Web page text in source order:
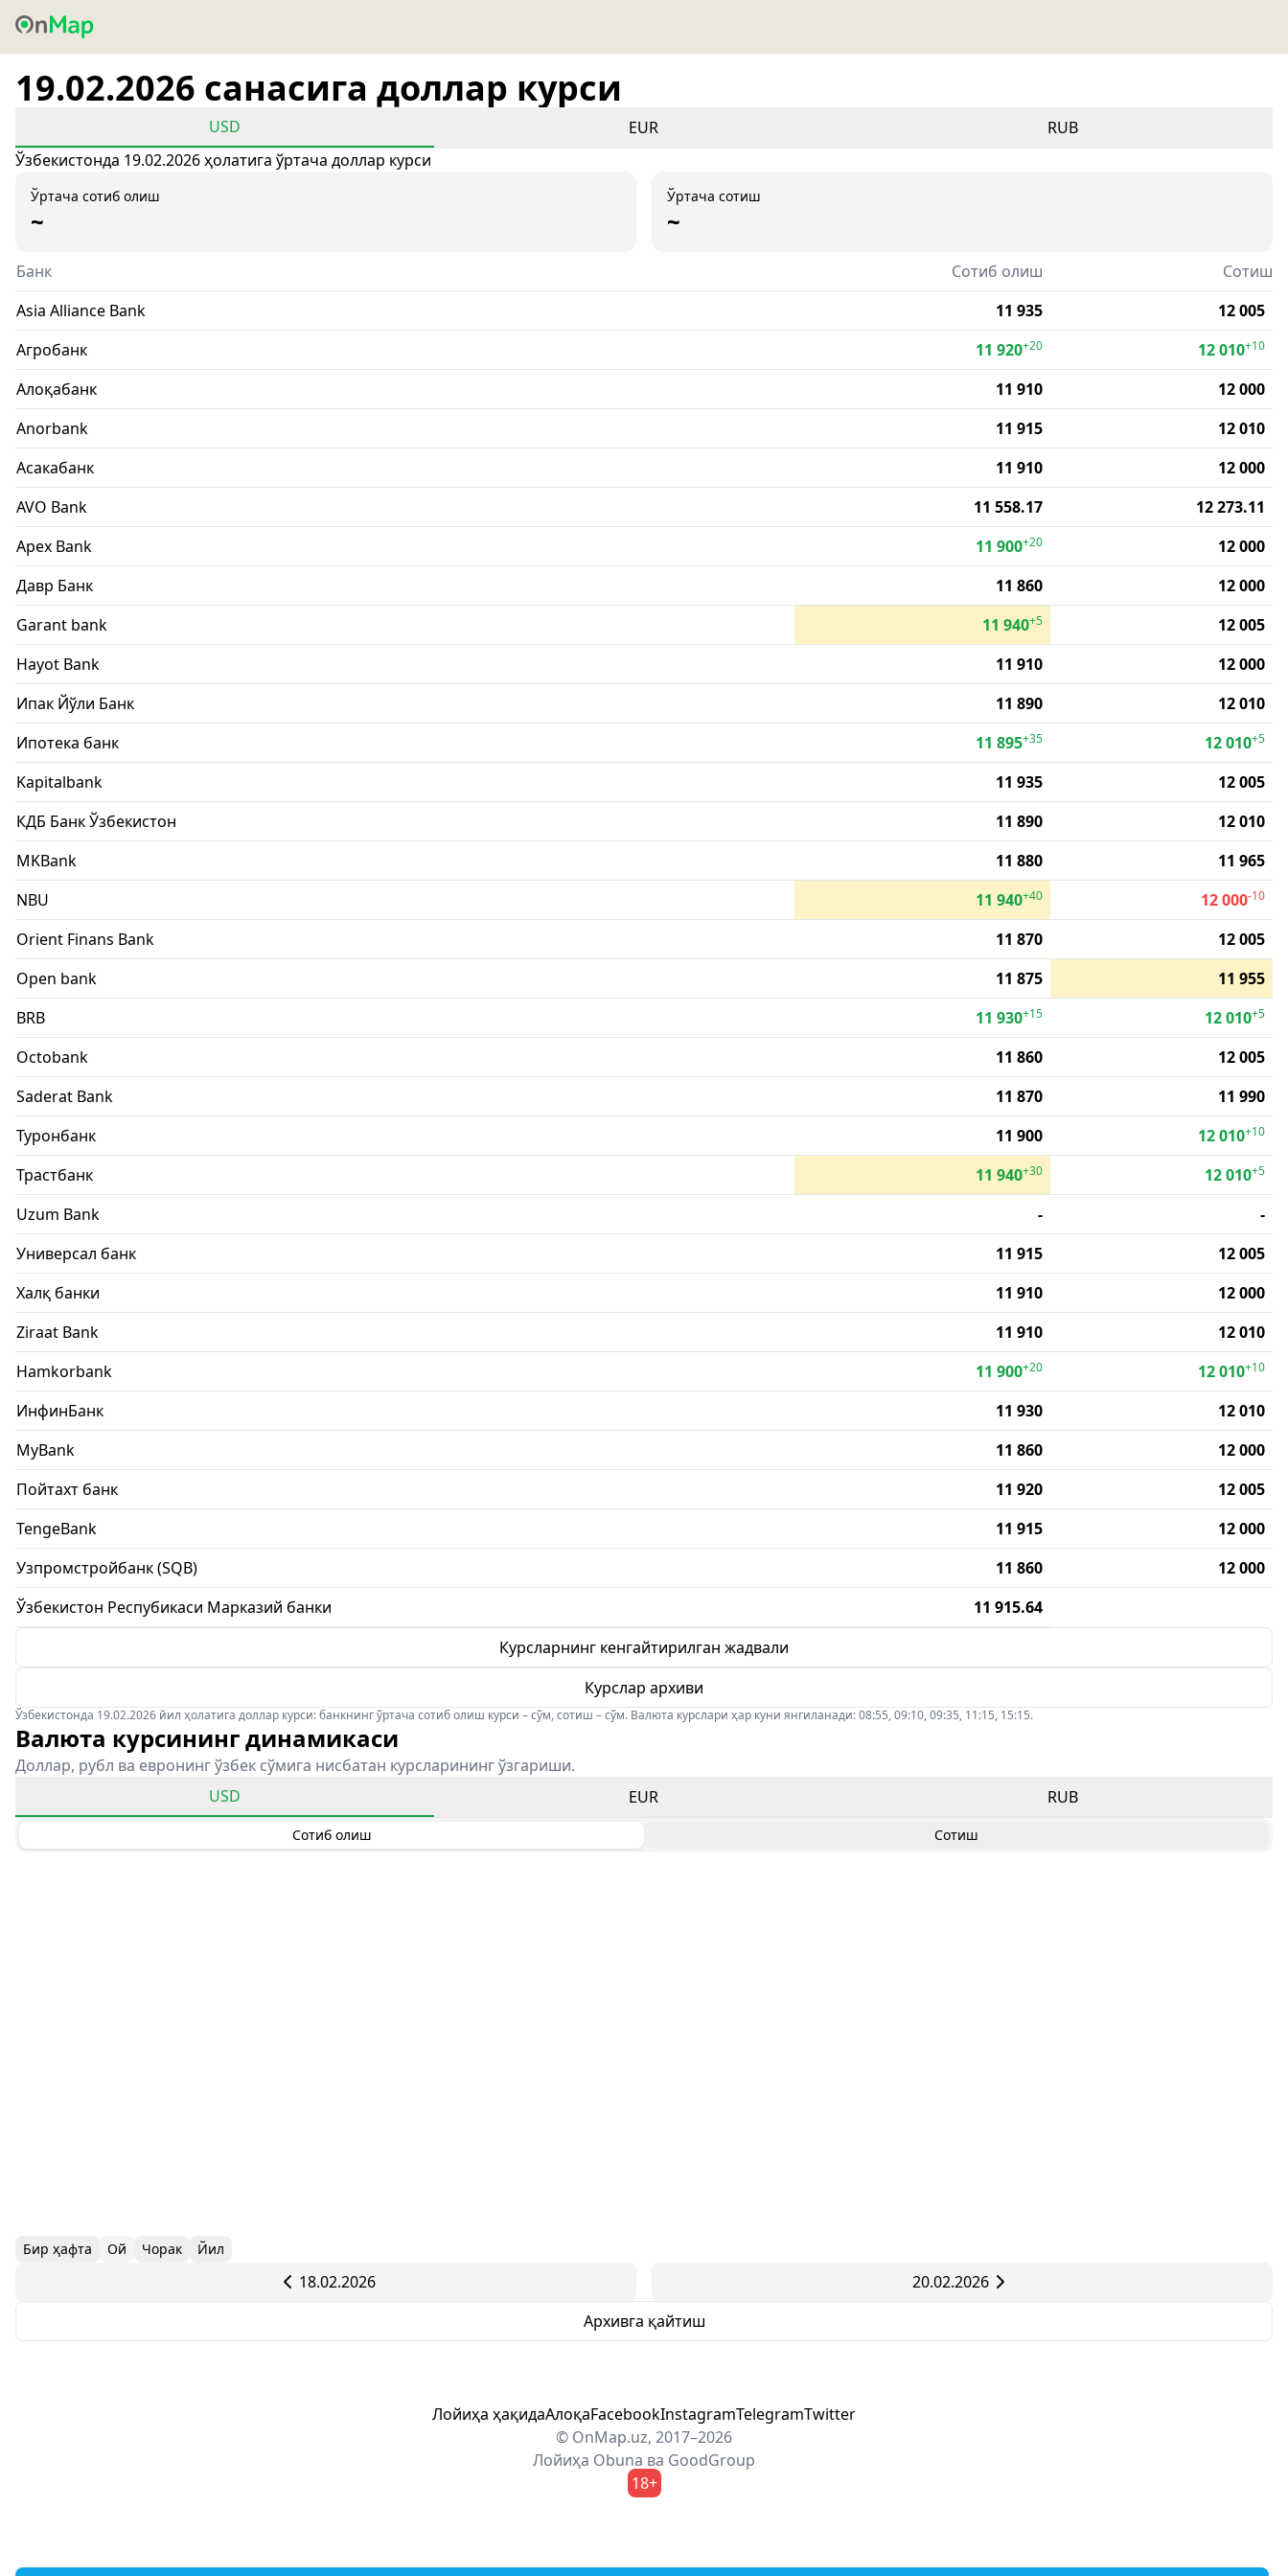
19.02.2026 санасига доллар курси
USD EUR
RUB
Ўзбекистонда 19.02.2026 ҳолатига ўртача доллар курси
Ўртача сотиб олиш
~
Ўртача сотиш
~
Банк Сотиб олиш
Сотиш
Asia Alliance Bank
11 935
12 005
Агробанк
11 920+20 12 010+10
Алоқабанк 11 910
12 000
Anorbank
11 915
12 010
Асакабанк
11 910
12 000
AVO Bank
11 558.17
12 273.11
Apex Bank
11 900+20
12 000
Давр Банк
11 860
12 000
Garant bank
11 940+5
12 005
Hayot Bank
11 910
12 000
Ипак Йўли Банк
11 890
12 010
Ипотека банк
11 895+35 12 010+5
Kapitalbank 11 935
12 005
КДБ Банк Ўзбекистон
11 890
12 010
MKBank
11 880
11 965
NBU
11 940+40 12 000-10
Orient Finans Bank 11 870
12 005
Open bank
11 875
11 955
BRB
11 930+15 12 010+5
Octobank 11 860
12 005
Saderat Bank
11 870
11 990
Туронбанк
11 900 12 010+10
Трастбанк 11 940+30 12 010+5
Uzum Bank -
-
Универсал банк
11 915
12 005
Халқ банки
11 910
12 000
Ziraat Bank
11 910
12 010
Hamkorbank
11 900+20 12 010+10
ИнфинБанк 11 930
12 010
MyBank
11 860
12 000
Пойтахт банк
11 920
12 005
TengeBank
11 915
12 000
Узпромстройбанк (SQB)
11 860
12 000
Ўзбекистон Респубикаси Марказий банки
11 915.64
Курсларнинг кенгайтирилган жадвали
Курслар архиви
Ўзбекистонда 19.02.2026 йил ҳолатига доллар курси: банкнинг ўртача сотиб олиш курси – сўм, сотиш – сўм. Валюта курслари ҳар куни янгиланади: 08:55, 09:10, 09:35, 11:15, 15:15.
Валюта курсининг динамикаси
Доллар, рубл ва евронинг ўзбек сўмига нисбатан курсларининг ўзгариши.
USD
EUR RUB
Сотиб олиш Сотиш
Бир ҳафта Ой Чорак Йил
18.02.2026
20.02.2026
Архивга қайтиш
Лойиҳа ҳақидаАлоқаFacebookInstagramTelegramTwitter
© OnMap.uz, 2017–2026
Лойиҳа Obuna ва GoodGroup
18+